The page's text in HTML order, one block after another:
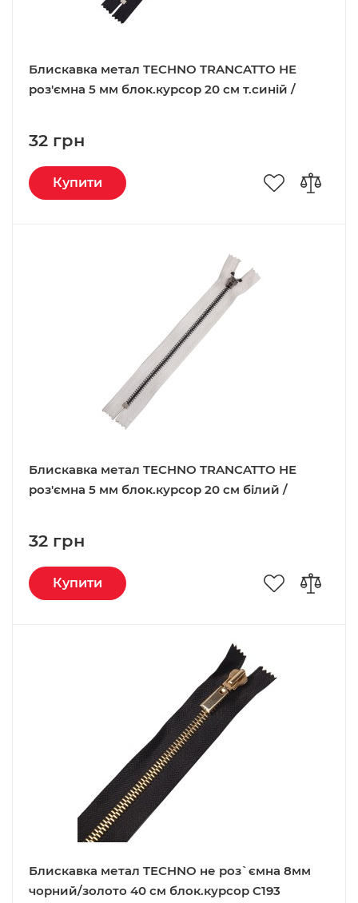
Блискавка метал TECHNO TRANCATTO НЕ
роз'ємна 5 мм блок.курсор 20 см т.синій /
32 грн
Купити
Блискавка метал TECHNO TRANCATTO НЕ
роз'ємна 5 мм блок.курсор 20 см білий /
32 грн
Купити
Блискавка метал TECHNO не роз`ємна 8мм
чорний/золото 40 см блок.курсор C193